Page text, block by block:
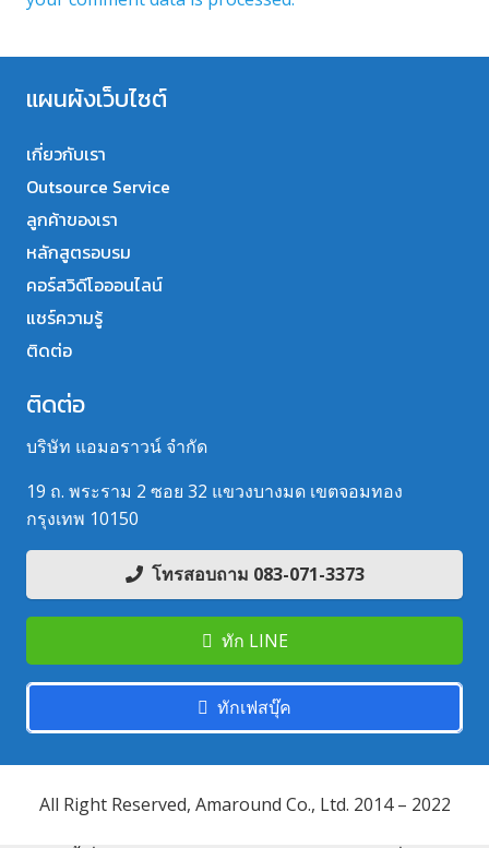
แผนผังเว็บไซต์
เกี่ยวกับเรา
Outsource Service
ลูกค้าของเรา
หลักสูตรอบรม
คอร์สวิดีโอออนไลน์
แชร์ความรู้
ติดต่อ
ติดต่อ
บริษัท แอมอราวน์ จำกัด
19 ถ. พระราม 2 ซอย 32 แขวงบางมด เขตจอมทอง
กรุงเทพ 10150
โทรสอบถาม 083-071-3373
ทัก LINE
ทักเฟสบุ๊ค
All Right Reserved, Amaround Co., Ltd. 2014 – 2022